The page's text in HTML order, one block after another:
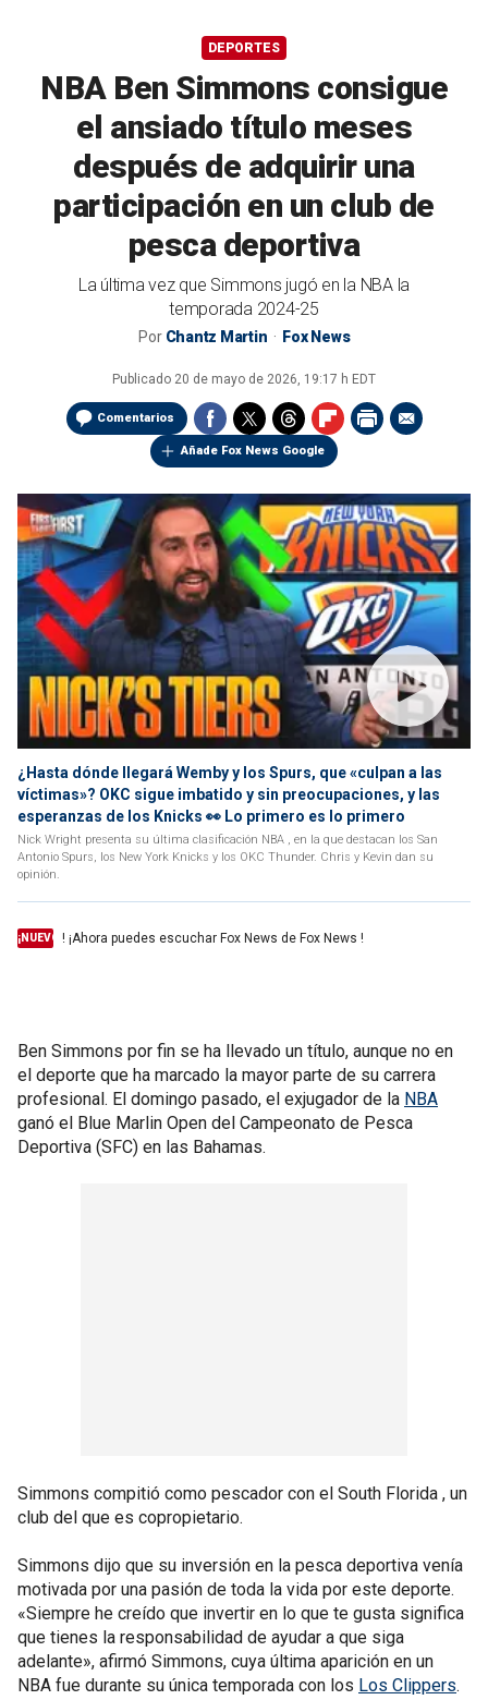
DEPORTES
NBA Ben Simmons consigue
el ansiado título meses
después de adquirir una
participación en un club de
pesca deportiva
La última vez que Simmons jugó en la NBA la
temporada 2024-25
Por Chantz Martin Fox News
Publicado 20 de mayo de 2026, 19:17 h EDT
Comentarios
Añade Fox News Google
¿Hasta dónde llegará Wemby y los Spurs, que «culpan a las
víctimas»? OKC sigue imbatido y sin preocupaciones, y las
esperanzas de los Knicks 👀 Lo primero es lo primero
Nick Wright presenta su última clasificación NBA , en la que destacan los San
Antonio Spurs, los New York Knicks y los OKC Thunder. Chris y Kevin dan su
opinión.
¡NUEVO ! ¡Ahora puedes escuchar Fox News de Fox News !
Ben Simmons por fin se ha llevado un título, aunque no en
el deporte que ha marcado la mayor parte de su carrera
profesional. El domingo pasado, el exjugador de la NBA
ganó el Blue Marlin Open del Campeonato de Pesca
Deportiva (SFC) en las Bahamas.
Simmons compitió como pescador con el South Florida , un
club del que es copropietario.
Simmons dijo que su inversión en la pesca deportiva venía
motivada por una pasión de toda la vida por este deporte.
«Siempre he creído que invertir en lo que te gusta significa
que tienes la responsabilidad de ayudar a que siga
adelante», afirmó Simmons, cuya última aparición en un
NBA fue durante su única temporada con los Los Clippers.